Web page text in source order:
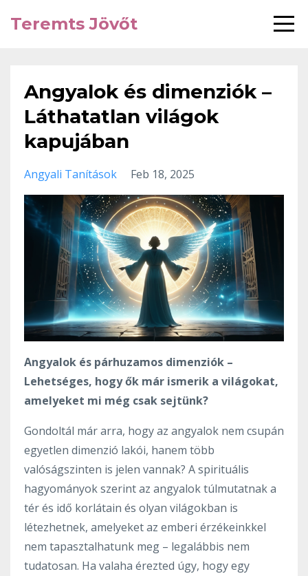
Teremts Jövőt
Angyalok és dimenziók –
Láthatatlan világok
kapujában
Angyali Tanítások Feb 18, 2025
Angyalok és párhuzamos dimenziók –
Lehetséges, hogy ők már ismerik a világokat,
amelyeket mi még csak sejtünk?
Gondoltál már arra, hogy az angyalok nem csupán
egyetlen dimenzió lakói, hanem több
valóságszinten is jelen vannak? A spirituális
hagyományok szerint az angyalok túlmutatnak a
tér és idő korlátain és olyan világokban is
létezhetnek, amelyeket az emberi érzékeinkkel
nem tapasztalhatunk meg – legalábbis nem
tudatosan. Ha valaha érezted úgy, hogy egy